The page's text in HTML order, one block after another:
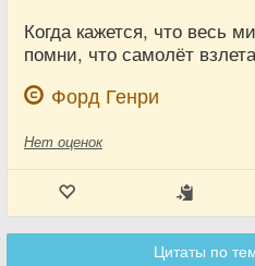
Когда кажется, что весь
помни, что самолёт
Форд Генри
Нет оценок
Цитаты по